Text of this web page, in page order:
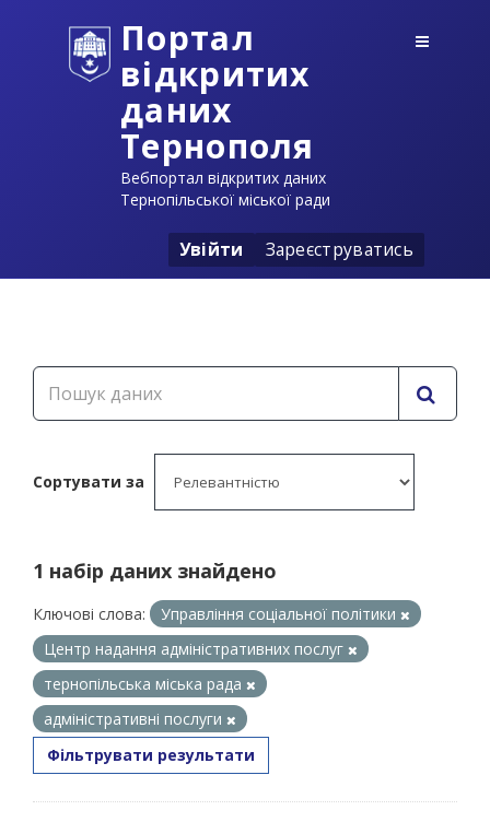
Портал
відкритих
даних
Тернополя
Вебпортал відкритих даних
Тернопільської міської ради
Увійти Зареєструватись
Сортувати за
1 набір даних знайдено
Ключові слова:
Управління соціальної політики
Центр надання адміністративних послуг
тернопільська міська рада
адміністративні послуги
Фільтрувати результати